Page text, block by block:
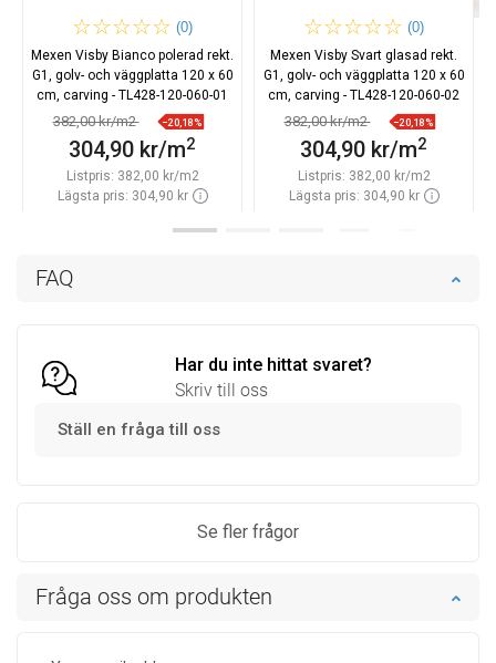
FAQ
Har du inte hittat svaret?
Skriv till oss
Ställ en fråga till oss
Se fler frågor
Fråga oss om produkten
(0)
Mexen Visby Bianco polerad rekt.
G1, golv- och väggplatta 120 x 60
cm, carving - TL428-120-060-01
382,00 kr/m2 −20,18%
304,90 kr/m2
Listpris: 382,00 kr/m2
Lägsta pris: 304,90 kr
(0)
Mexen Visby Svart glasad rekt.
G1, golv- och väggplatta 120 x 60
cm, carving - TL428-120-060-02
382,00 kr/m2 −20,18%
304,90 kr/m2
Listpris: 382,00 kr/m2
Lägsta pris: 304,90 kr